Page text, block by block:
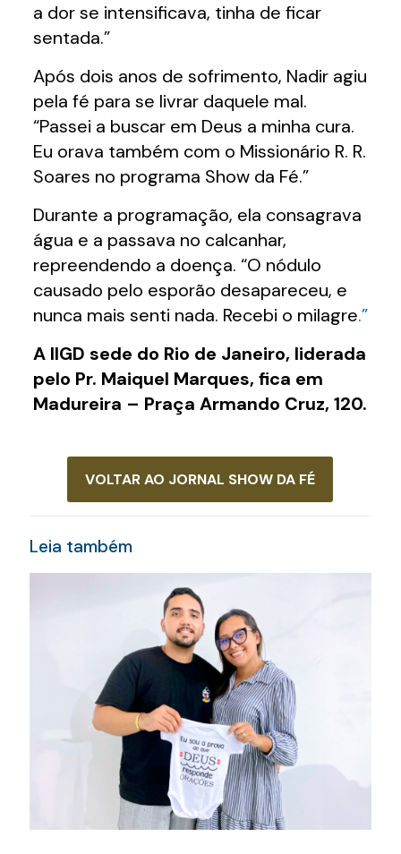
a dor se intensificava, tinha de ficar
sentada.”
Após dois anos de sofrimento, Nadir agiu
pela fé para se livrar daquele mal.
“Passei a buscar em Deus a minha cura.
Eu orava também com o Missionário R. R.
Soares no programa Show da Fé.”
Durante a programação, ela consagrava
água e a passava no calcanhar,
repreendendo a doença. “O nódulo
causado pelo esporão desapareceu, e
nunca mais senti nada. Recebi o milagre.”
A IIGD sede do Rio de Janeiro, liderada
pelo Pr. Maiquel Marques, fica em
Madureira – Praça Armando Cruz, 120.
VOLTAR AO JORNAL SHOW DA FÉ
Leia também